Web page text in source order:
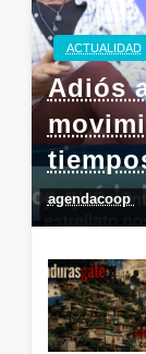
ACTUALIDAD
Adiós
agendacoop